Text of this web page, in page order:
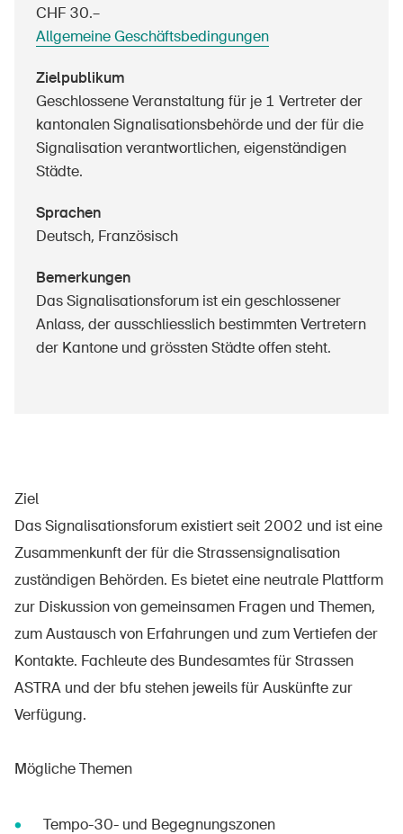
Sichere Produkte
Rechtsfragen & Gerichtsentscheide
Sicherheitsdelegierte & Gemeinden
Kontakt & Beratung
CHF 30.–
Allgemeine Geschäftsbedingungen
Zielpublikum
Geschlossene Veranstaltung für je 1 Vertreter der
kantonalen Signalisationsbehörde und der für die
Signalisation verantwortlichen, eigenständigen
Städte.
Sprachen
Deutsch, Französisch
Bemerkungen
Das Signalisationsforum ist ein geschlossener
Anlass, der ausschliesslich bestimmten Vertretern
der Kantone und grössten Städte offen steht.
Ziel
Das Signalisationsforum existiert seit 2002 und ist eine
Zusammenkunft der für die Strassensignalisation
zuständigen Behörden. Es bietet eine neutrale Plattform
zur Diskussion von gemeinsamen Fragen und Themen,
zum Austausch von Erfahrungen und zum Vertiefen der
Kontakte. Fachleute des Bundesamtes für Strassen
ASTRA und der bfu stehen jeweils für Auskünfte zur
Verfügung.
Mögliche Themen
Tempo-30- und Begegnungszonen